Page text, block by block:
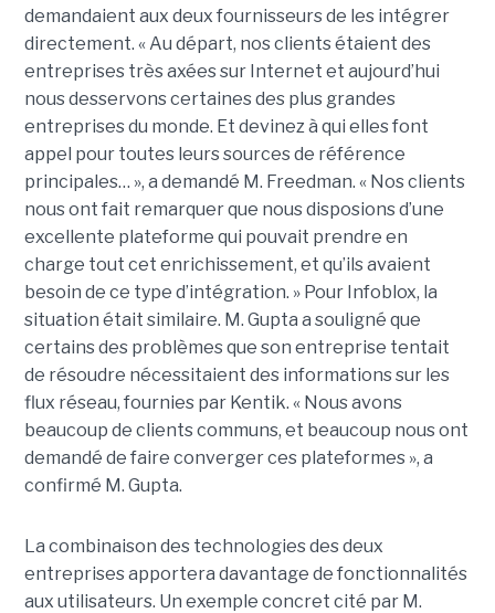
demandaient aux deux fournisseurs de les intégrer
directement. « Au départ, nos clients étaient des
entreprises très axées sur Internet et aujourd’hui
nous desservons certaines des plus grandes
entreprises du monde. Et devinez à qui elles font
appel pour toutes leurs sources de référence
principales… », a demandé M. Freedman. « Nos clients
nous ont fait remarquer que nous disposions d’une
excellente plateforme qui pouvait prendre en
charge tout cet enrichissement, et qu’ils avaient
besoin de ce type d’intégration. » Pour Infoblox, la
situation était similaire. M. Gupta a souligné que
certains des problèmes que son entreprise tentait
de résoudre nécessitaient des informations sur les
flux réseau, fournies par Kentik. « Nous avons
beaucoup de clients communs, et beaucoup nous ont
demandé de faire converger ces plateformes », a
confirmé M. Gupta.
La combinaison des technologies des deux
entreprises apportera davantage de fonctionnalités
aux utilisateurs. Un exemple concret cité par M.